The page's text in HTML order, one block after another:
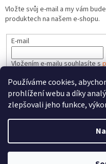
Používáme cookies,
prohlížení webu a díky
zlepšovali jeho funkce,
Vložte svůj e-mail a my vám
produktech na našem e-shopu.
E-mail
Vložením e-mailu souhlasíte s
PŘIHLÁSIT SE